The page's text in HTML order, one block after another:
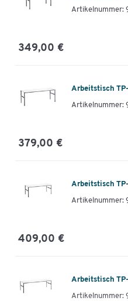
Artikelnummer:
349,00 €
Arbeitstisch
Artikelnummer:
379,00 €
Arbeitstisch
Artikelnummer:
409,00 €
Arbeitstisch
Artikelnummer: